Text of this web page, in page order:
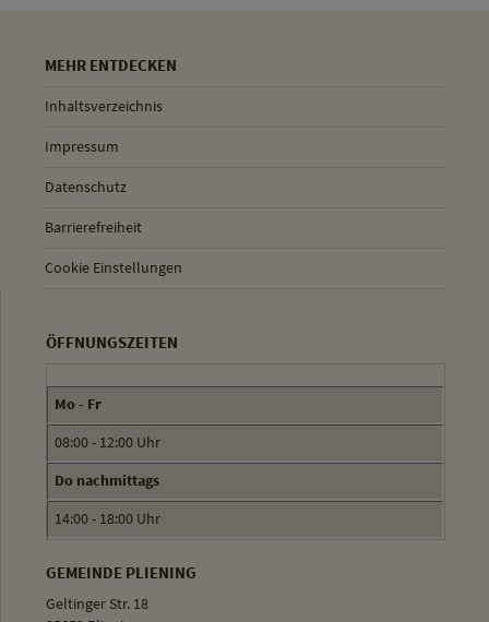
MEHR ENTDECKEN
Inhaltsverzeichnis
Impressum
Datenschutz
Barrierefreiheit
Cookie Einstellungen
ÖFFNUNGSZEITEN
Mo - Fr
08:00 - 12:00 Uhr
Do nachmittags
14:00 - 18:00 Uhr
GEMEINDE PLIENING
Geltinger Str. 18